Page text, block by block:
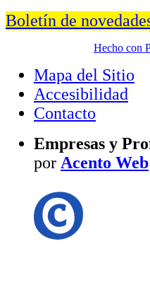
Boletín de
Hecho con
Mapa del Sitio
Accesibilidad
Contacto
Empresas y
por Acento Web